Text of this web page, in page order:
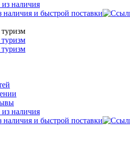
наличия и быстрой поставки
наличия и быстрой поставки